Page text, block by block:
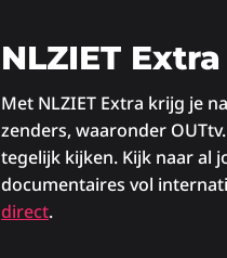
NLZIET Extra
Met NLZIET Extra krijg je
zenders, waaronder
tegelijk kijken. Kijk naar al
documentaires vol
direct.